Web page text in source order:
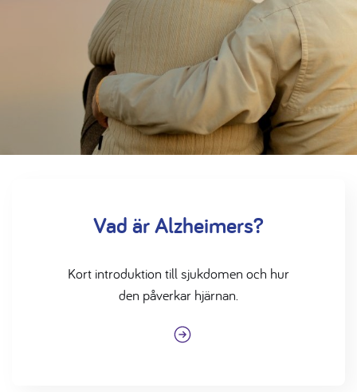
Vad är Alzheimers?
Kort introduktion till sjukdomen och hur
den påverkar hjärnan.